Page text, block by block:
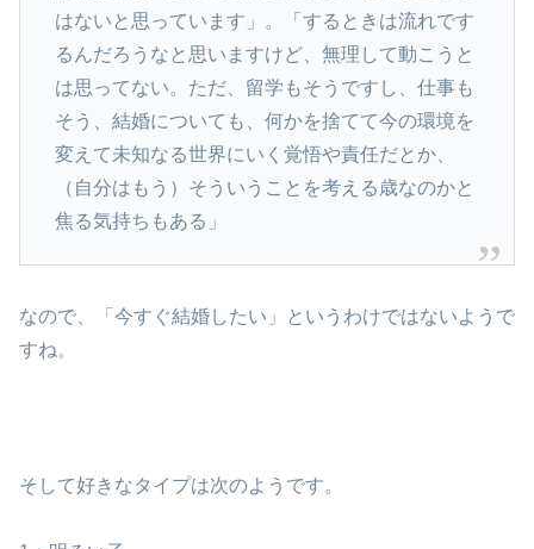
はないと思っています」。「するときは流れです
るんだろうなと思いますけど、無理して動こうと
は思ってない。ただ、留学もそうですし、仕事も
そう、結婚についても、何かを捨てて今の環境を
変えて未知なる世界にいく覚悟や責任だとか、
（自分はもう）そういうことを考える歳なのかと
焦る気持ちもある」
なので、「今すぐ結婚したい」というわけではないようで
すね。
そして好きなタイプは次のようです。